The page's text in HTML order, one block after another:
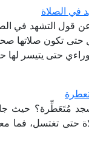
في الصلاة
قول التشهد في
تكون صلاتها
حتى يتيسر لها
مُتَعَطِّرة؟ حيث
حتى تغتسل،